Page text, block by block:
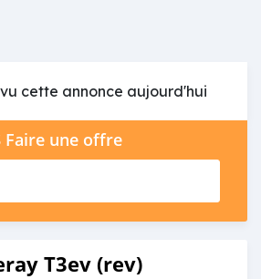
cette annonce aujourd'hui
Faire une offre
T3ev (rev)